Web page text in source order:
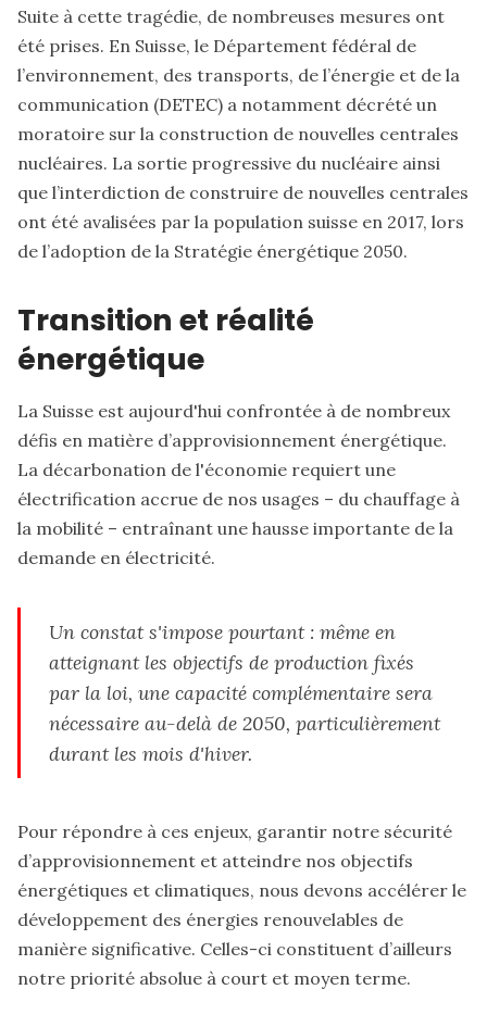
Suite à cette tragédie, de nombreuses mesures ont
été prises. En Suisse, le Département fédéral de
l’environnement, des transports, de l’énergie et de la
communication (DETEC) a notamment décrété un
moratoire sur la construction de nouvelles centrales
nucléaires. La sortie progressive du nucléaire ainsi
que l’interdiction de construire de nouvelles centrales
ont été avalisées par la population suisse en 2017, lors
de l’adoption de la Stratégie énergétique 2050.
Transition et réalité
énergétique
La Suisse est aujourd'hui confrontée à de nombreux
défis en matière d’approvisionnement énergétique.
La décarbonation de l'économie requiert une
électrification accrue de nos usages – du chauffage à
la mobilité – entraînant une hausse importante de la
demande en électricité.
Un constat s'impose pourtant : même en
atteignant les objectifs de production fixés
par la loi, une capacité complémentaire sera
nécessaire au-delà de 2050, particulièrement
durant les mois d'hiver.
Pour répondre à ces enjeux, garantir notre sécurité
d’approvisionnement et atteindre nos objectifs
énergétiques et climatiques, nous devons accélérer le
développement des énergies renouvelables de
manière significative. Celles-ci constituent d’ailleurs
notre priorité absolue à court et moyen terme.